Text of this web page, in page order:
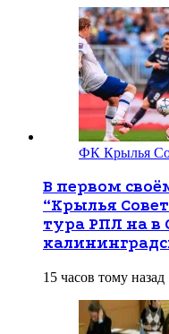
ФК Крылья
В первом
“Крылья
тура РПЛ на
15 часов тому назад